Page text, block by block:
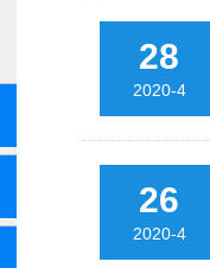
28
2020-4
26
2020-4